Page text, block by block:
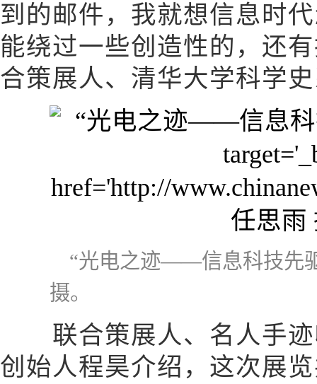
到的邮件，我就想信息时
能绕过一些创造性的，还
合策展人、清华大学科学
“光电之迹——信息科技先
摄。
联合策展人、名人手迹
创始人程昊介绍，这次展